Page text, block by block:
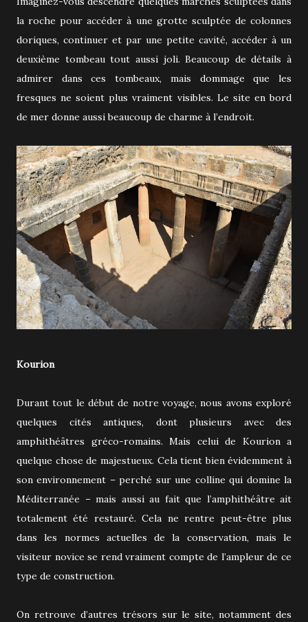
la roche pour accéder à une grotte sculptée de colonnes
doriques, continuer et par une petite cavité, accéder à un
deuxième tombeau tout aussi joli. Beaucoup de détails à
admirer dans ces tombeaux, mais dommage que les
fresques ne soient plus vraiment visibles. Le site en bord
de mer donne aussi beaucoup de charme à l’endroit.
Kourion
Durant tout le début de notre voyage, nous avons exploré
quelques cités antiques, dont plusieurs avec des
amphithéâtres gréco-romains. Mais celui de Kourion a
quelque chose de majestueux. Cela tient bien évidemment à
son environnement – perché sur une colline qui domine la
Méditerranée – mais aussi au fait que l’amphithéâtre ait
totalement été restauré. Cela ne rentre peut-être plus
dans les normes actuelles de la conservation, mais le
visiteur novice se rend vraiment compte de l’ampleur de ce
type de construction.
On retrouve d’autres trésors sur le site, notamment des